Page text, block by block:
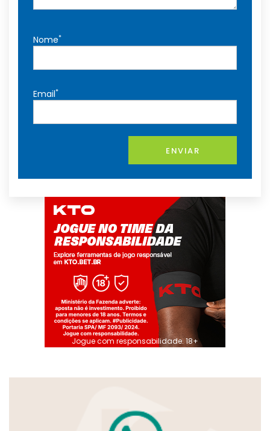
Nome*
Email*
ENVIAR
Jogue com responsabilidade. 18+